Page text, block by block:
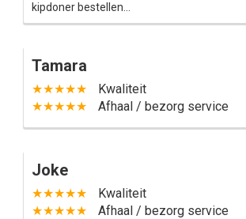
kipdoner bestellen...
Tamara
★★★★★
Kwaliteit
★★★★★
Afhaal / bezorg service
Joke
★★★★★
Kwaliteit
★★★★★
Afhaal / bezorg service